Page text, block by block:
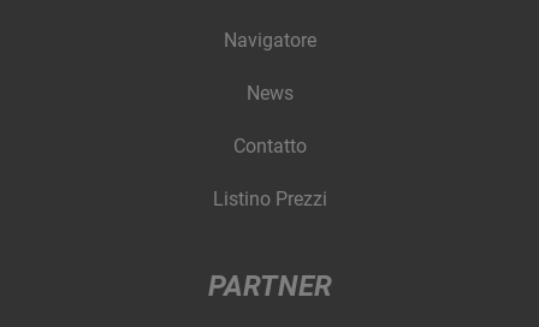
Navigatore
News
Contatto
Listino Prezzi
PARTNER